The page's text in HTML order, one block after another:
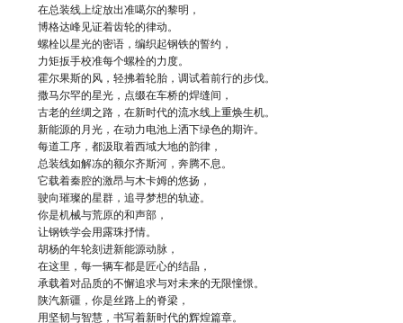
在总装线上绽放出准噶尔的黎明，
博格达峰见证着齿轮的律动。
螺栓以星光的密语，编织起钢铁的誓约，
力矩扳手校准每个螺栓的力度。
霍尔果斯的风，轻拂着轮胎，调试着前行的步伐。
撒马尔罕的星光，点缀在车桥的焊缝间，
古老的丝绸之路，在新时代的流水线上重焕生机。
新能源的月光，在动力电池上洒下绿色的期许。
每道工序，都汲取着西域大地的韵律，
总装线如解冻的额尔齐斯河，奔腾不息。
它载着秦腔的激昂与木卡姆的悠扬，
驶向璀璨的星群，追寻梦想的轨迹。
你是机械与荒原的和声部，
让钢铁学会用露珠抒情。
胡杨的年轮刻进新能源动脉，
在这里，每一辆车都是匠心的结晶，
承载着对品质的不懈追求与对未来的无限憧憬。
陕汽新疆，你是丝路上的脊梁，
用坚韧与智慧，书写着新时代的辉煌篇章。